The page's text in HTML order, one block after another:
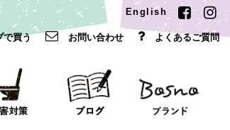
English
で買う お問い合わせ よくあるご質問